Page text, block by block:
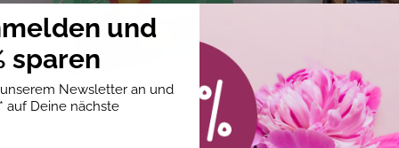
machen, Haus, Wohnung , Kinder, Kinderzimmer
, Wohnidee
und
sparen
Newsletter an und
* auf Deine nächste